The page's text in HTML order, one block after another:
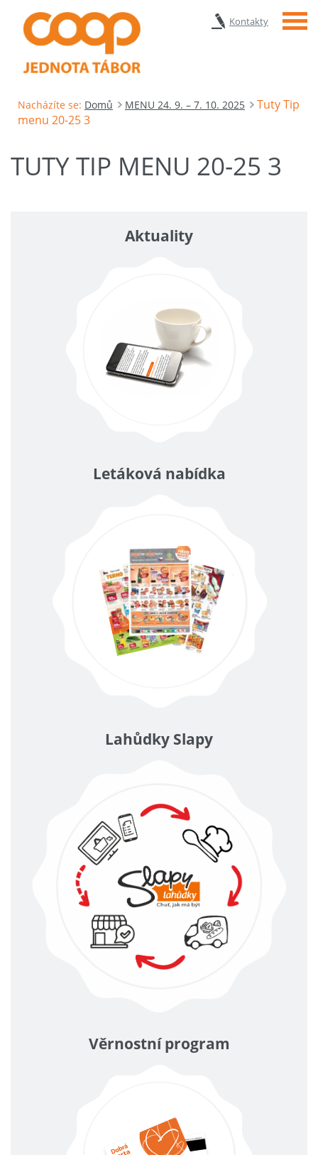
Kontakty Menu
Nacházíte se: Domů MENU 24. 9. – 7. 10. 2025
Tuty Tip
menu 20-25 3
TUTY TIP MENU 20-25 3
Aktuality
Letáková nabídka
Lahůdky Slapy
Věrnostní program